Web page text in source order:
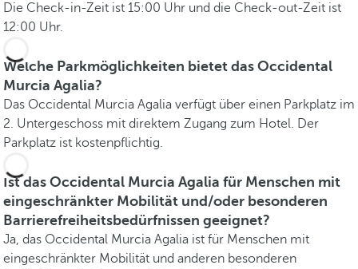
Die Check-in-Zeit ist 15:00 Uhr und die Check-out-Zeit ist
12:00 Uhr.
Welche Parkmöglichkeiten bietet das Occidental
Murcia Agalia?
Das Occidental Murcia Agalia verfügt über einen Parkplatz im
2. Untergeschoss mit direktem Zugang zum Hotel. Der
Parkplatz ist kostenpflichtig.
Ist das Occidental Murcia Agalia für Menschen mit
eingeschränkter Mobilität und/oder besonderen
Barrierefreiheitsbedürfnissen geeignet?
Ja, das Occidental Murcia Agalia ist für Menschen mit
eingeschränkter Mobilität und anderen besonderen